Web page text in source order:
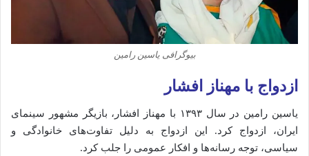
بیوگرافی یاسین رامین
ازدواج با مهناز افشار
یاسین رامین در سال ۱۳۹۳ با مهناز افشار، بازیگر مشهور سینمای
ایران، ازدواج کرد.
این ازدواج به دلیل تفاوت‌های خانوادگی و
سیاسی، توجه رسانه‌ها و افکار عمومی را جلب کرد.